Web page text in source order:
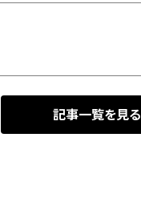
記事一覧を見る